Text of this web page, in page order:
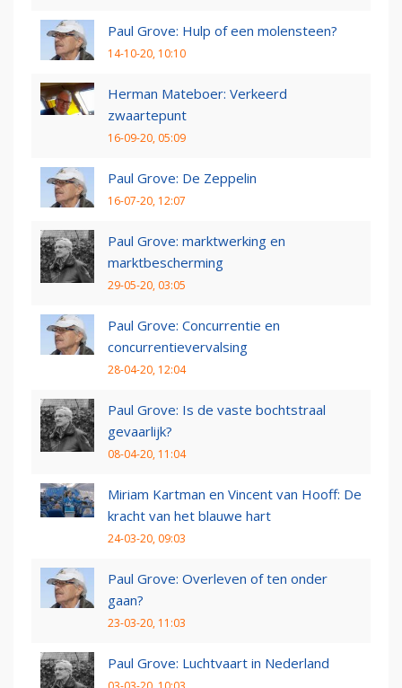
Paul Grove: Hulp of een molensteen?
14-10-20, 10:10
Herman Mateboer: Verkeerd
zwaartepunt
16-09-20, 05:09
Paul Grove: De Zeppelin
16-07-20, 12:07
Paul Grove: marktwerking en
marktbescherming
29-05-20, 03:05
Paul Grove: Concurrentie en
concurrentievervalsing
28-04-20, 12:04
Paul Grove: Is de vaste bochtstraal
gevaarlijk?
08-04-20, 11:04
Miriam Kartman en Vincent van Hooff: De
kracht van het blauwe hart
24-03-20, 09:03
Paul Grove: Overleven of ten onder
gaan?
23-03-20, 11:03
Paul Grove: Luchtvaart in Nederland